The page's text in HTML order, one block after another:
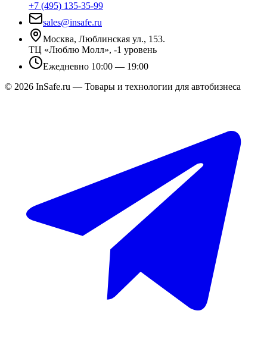
+7 (495) 135-35-99
sales@insafe.ru
Москва, Люблинская ул., 153.
ТЦ «Люблю Молл», -1 уровень
Ежедневно 10:00 — 19:00
© 2026 InSafe.ru — Товары и технологии для автобизнеса